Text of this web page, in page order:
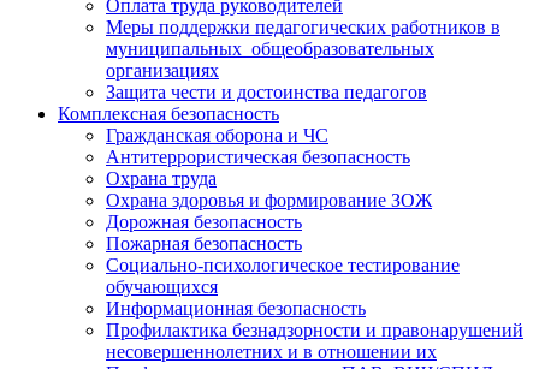
Оплата труда руководителей
Меры поддержки педагогических работников в
муниципальных общеобразовательных
организациях
Защита чести и достоинства педагогов
Комплексная безопасность
Гражданская оборона и ЧС
Антитеррористическая безопасность
Охрана труда
Охрана здоровья и формирование ЗОЖ
Дорожная безопасность
Пожарная безопасность
Социально-психологическое тестирование
обучающихся
Информационная безопасность
Профилактика безнадзорности и правонарушений
несовершеннолетних и в отношении их